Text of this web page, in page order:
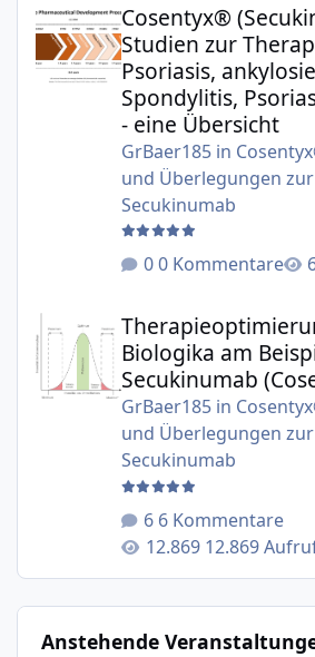
Cosentyx®
Studien zur
Psoriasis,
Spondylitis,
- eine Übersicht
GrBaer185in
und Überlegungen
Secukinumab
0 Kommentare
Therapieoptimierung bei
Biologika am
Secukinumab
GrBaer185in
und Überlegungen
Secukinumab
6 Kommentare
12.869
Anstehende